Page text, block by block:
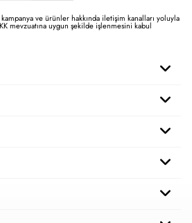
ve ürünler hakkında iletişim kanalları yoluyla
mevzuatına uygun şekilde işlenmesini kabul